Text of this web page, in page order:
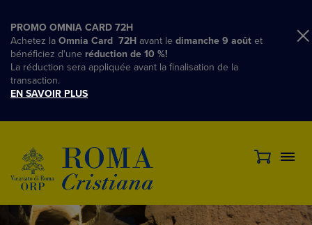
PROMO OMNIA CARD 72H
Achetez la Omnia Card 72H avant le dimanche 9 août et
bénéficiez d'une réduction de 10 %!
La réduction sera appliquée avant la finalisation de la
transaction.
EN SAVOIR PLUS